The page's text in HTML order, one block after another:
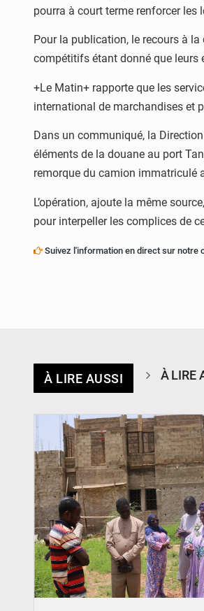
pourra à court terme renforcer les
Pour la publication, le recours à
compétitifs étant donné que leurs
+Le Matin+ rapporte que les
international de marchandises et
Dans un communiqué, la
éléments de la douane au port
remorque du camion immatriculé
L’opération, ajoute la même
pour interpeller les complices de
Suivez l'information en direct sur notre
À LIRE AUSSI À LIRE